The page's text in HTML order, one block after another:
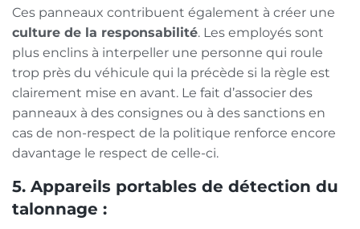
Ces panneaux contribuent également à créer une
culture de la responsabilité. Les employés sont
plus enclins à interpeller une personne qui roule
trop près du véhicule qui la précède si la règle est
clairement mise en avant. Le fait d’associer des
panneaux à des consignes ou à des sanctions en
cas de non-respect de la politique renforce encore
davantage le respect de celle-ci.
5. Appareils portables de détection du
talonnage :